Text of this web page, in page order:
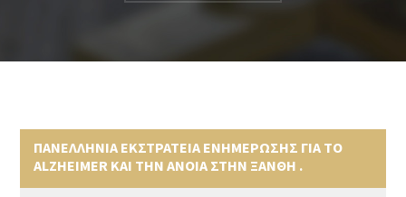
ΠΑΝΕΛΛΗΝΙΑ ΕΚΣΤΡΑΤΕΙΑ ΕΝΗΜΕΡΩΣΗΣ ΓΙΑ ΤΟ
ALZHEIMER ΚΑΙ ΤΗΝ ΑΝΟΙΑ ΣΤΗΝ ΞΑΝΘΗ .